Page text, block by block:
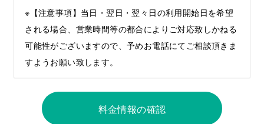
※【注意事項】当日・翌日・翌々日の利用開始日を希望
される場合、営業時間等の都合によりご対応致しかねる
可能性がございますので、予めお電話にてご相談頂きま
すようお願い致します。
料金情報の確認